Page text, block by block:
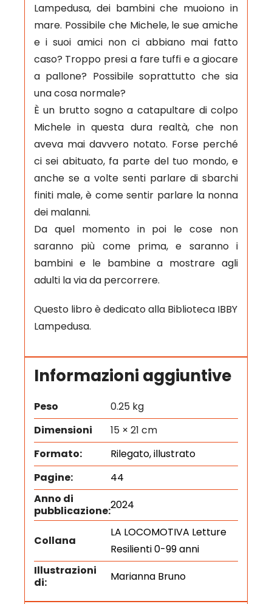
Lampedusa, dei bambini che muoiono in
mare. Possibile che Michele, le sue amiche
e i suoi amici non ci abbiano mai fatto
caso? Troppo presi a fare tuffi e a giocare
a pallone? Possibile soprattutto che sia
una cosa normale?
È un brutto sogno a catapultare di colpo
Michele in questa dura realtà, che non
aveva mai davvero notato. Forse perché
ci sei abituato, fa parte del tuo mondo, e
anche se a volte senti parlare di sbarchi
finiti male, è come sentir parlare la nonna
dei malanni.
Da quel momento in poi le cose non
saranno più come prima, e saranno i
bambini e le bambine a mostrare agli
adulti la via da percorrere.
Questo libro è dedicato alla Biblioteca IBBY
Lampedusa.
Informazioni aggiuntive
Peso
0.25 kg
Dimensioni
15 × 21 cm
Formato:
Rilegato, illustrato
Pagine:
44
Anno di
pubblicazione:2024
Collana
LA LOCOMOTIVA Letture
Resilienti 0-99 anni
Illustrazioni
di:
Marianna Bruno